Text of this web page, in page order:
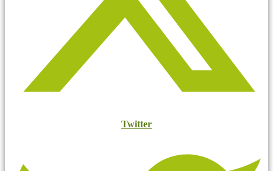
Twitter